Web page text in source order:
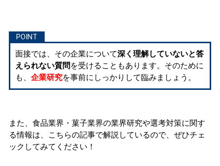
面接では、その企業について深く理解していないと答
えられない質問 を受けることもあります。そのために
も、 企業研究を事前にしっかりして臨みましょう。
また、食品業界・菓子業界の業界研究や選考対策に関す
る情報は、こちらの記事で解説しているので、ぜひチェ
ックしてみてください！